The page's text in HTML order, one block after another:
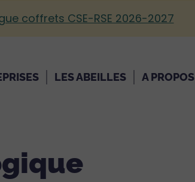
coffrets CSE-RSE 2026-2027
LES ABEILLES A PROPOS